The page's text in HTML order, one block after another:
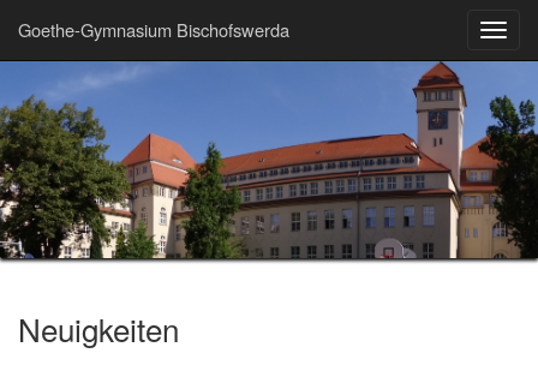
Goethe-Gymnasium Bischofswerda
Neuigkeiten